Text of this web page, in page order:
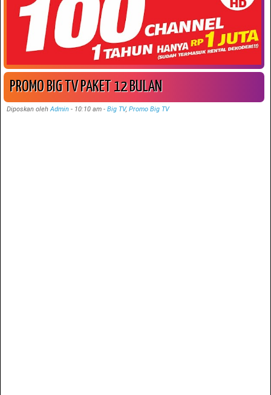
PROMO BIG TV PAKET 12 BULAN
Diposkan olehAdmin - 10:10 am- Big TV,Promo Big TV